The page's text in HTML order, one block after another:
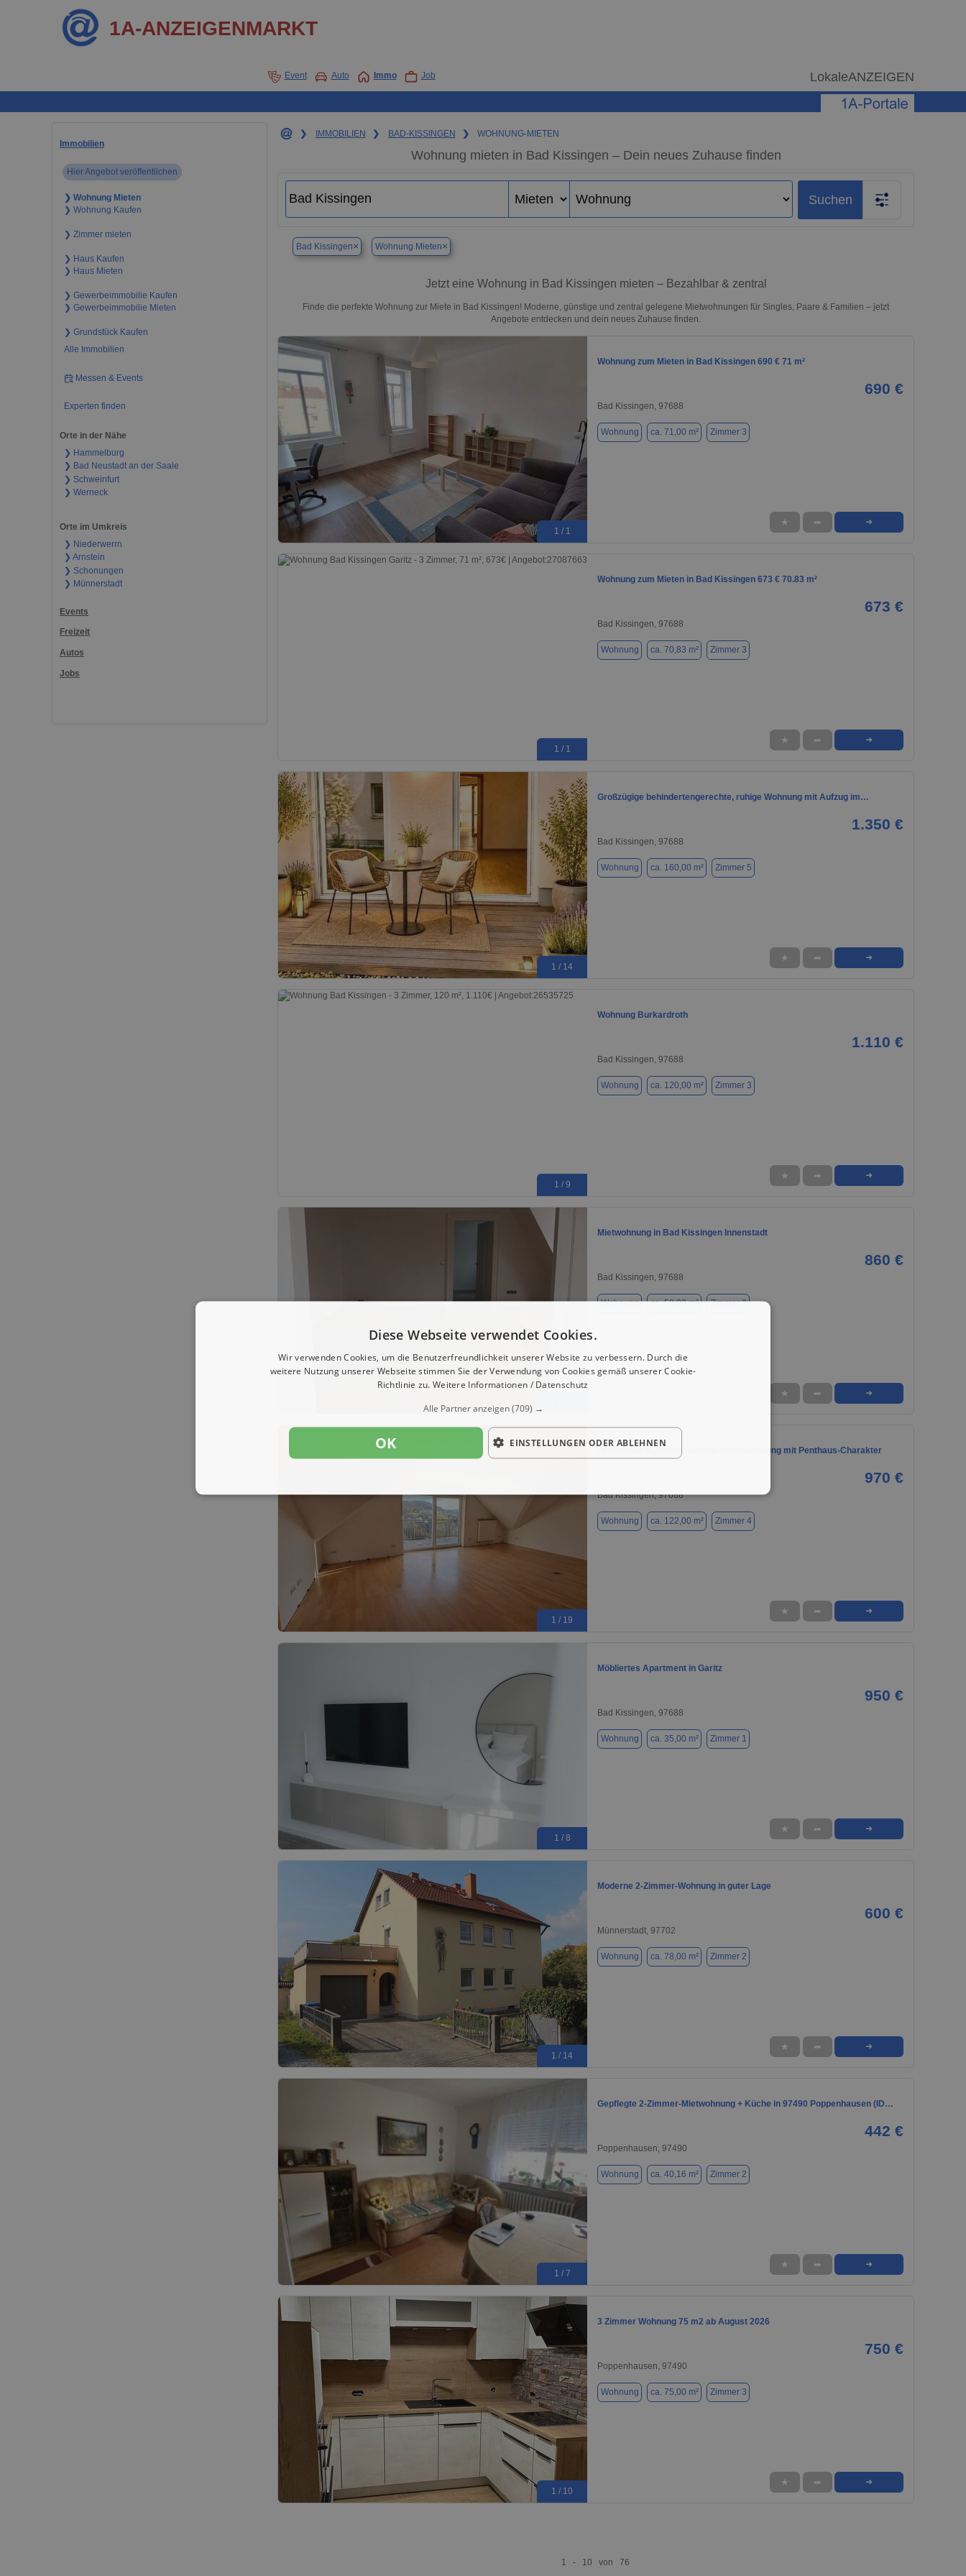
1A-ANZEIGENMARKT
Event Auto Immo Job LokaleANZEIGEN
Immobilien
Hier Angebot veröffentlichen
❯ Wohnung Mieten
❯ Wohnung Kaufen
❯ Zimmer mieten
❯ Haus Kaufen
❯ Haus Mieten
❯ Gewerbeimmobilie Kaufen
❯ Gewerbeimmobilie Mieten
❯ Grundstück Kaufen
Alle Immobilien
Messen & Events
Experten finden
Orte in der Nähe
❯ Hammelburg
❯ Bad Neustadt an der Saale
❯ Schweinfurt
❯ Werneck
Orte im Umkreis
❯ Niederwerrn
❯ Arnstein
❯ Schonungen
❯ Münnerstadt
Events
Freizeit
Autos
Jobs
❯ IMMOBILIEN ❯ BAD-KISSINGEN ❯ WOHNUNG-MIETEN
Wohnung mieten in Bad Kissingen – Dein neues Zuhause finden
Suchen
Bad Kissingen× Wohnung Mieten×
Jetzt eine Wohnung in Bad Kissingen mieten – Bezahlbar & zentral
Finde die perfekte Wohnung zur Miete in Bad Kissingen! Moderne, günstige und zentral gelegene Mietwohnungen für Singles, Paare & Familien – jetzt
Angebote entdecken und dein neues Zuhause finden.
1 / 1
Wohnung zum Mieten in Bad Kissingen 690 € 71 m²
690 €
Bad Kissingen, 97688
Wohnung ca. 71,00 m² Zimmer 3
★ ➦ ➜
1 / 1
Wohnung zum Mieten in Bad Kissingen 673 € 70.83 m²
673 €
Bad Kissingen, 97688
Wohnung ca. 70,83 m² Zimmer 3
★ ➦ ➜
1 / 14
Großzügige behindertengerechte, ruhige Wohnung mit Aufzug im…
1.350 €
Bad Kissingen, 97688
Wohnung ca. 160,00 m² Zimmer 5
★ ➦ ➜
1 / 9
Wohnung Burkardroth
1.110 €
Bad Kissingen, 97688
Wohnung ca. 120,00 m² Zimmer 3
★ ➦ ➜
Mietwohnung in Bad Kissingen Innenstadt
860 €
Bad Kissingen, 97688
Wohnung ca. 59,00 m² Zimmer 2
★ ➦ ➜
1 / 19
Großzügige 4-Zimmer Dachgeschoßwohnung mit Penthaus-Charakter
970 €
Bad Kissingen, 97688
Wohnung ca. 122,00 m² Zimmer 4
★ ➦ ➜
1 / 8
Möbliertes Apartment in Garitz
950 €
Bad Kissingen, 97688
Wohnung ca. 35,00 m² Zimmer 1
★ ➦ ➜
1 / 14
Moderne 2-Zimmer-Wohnung in guter Lage
600 €
Münnerstadt, 97702
Wohnung ca. 78,00 m² Zimmer 2
★ ➦ ➜
1 / 7
Gepflegte 2-Zimmer-Mietwohnung + Küche in 97490 Poppenhausen (ID…
442 €
Poppenhausen, 97490
Wohnung ca. 40,16 m² Zimmer 2
★ ➦ ➜
1 / 10
3 Zimmer Wohnung 75 m2 ab August 2026
750 €
Poppenhausen, 97490
Wohnung ca. 75,00 m² Zimmer 3
★ ➦ ➜
1 - 10 von 76
Diese Webseite verwendet Cookies.
Wir verwenden Cookies, um die Benutzerfreundlichkeit unserer Website zu verbessern. Durch die
weitere Nutzung unserer Webseite stimmen Sie der Verwendung von Cookies gemäß unserer Cookie-
Richtlinie zu. Weitere Informationen / Datenschutz
Alle Partner anzeigen(709) →
OK EINSTELLUNGEN ODER ABLEHNEN